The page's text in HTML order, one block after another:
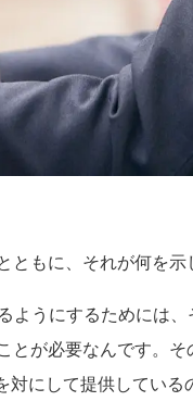
ともに、それが何を
うにするためには
とが必要なんです。
対にして提供している